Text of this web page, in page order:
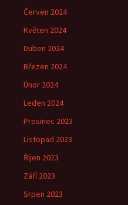
Červen 2024
Květen 2024
Duben 2024
Březen 2024
Únor 2024
Leden 2024
Prosinec 2023
Listopad 2023
Říjen 2023
Září 2023
Srpen 2023